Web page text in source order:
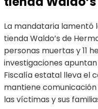
La mandataria lamentó
tienda Waldo’s de
personas muertas y 11
investigaciones
Fiscalía estatal lleva el
mantiene
las víctimas y sus